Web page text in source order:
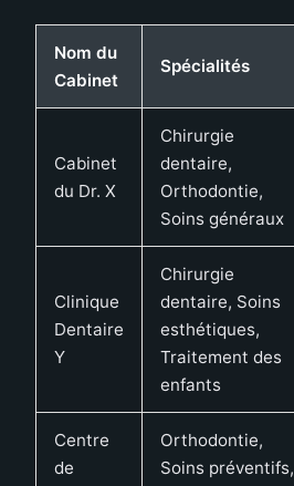
Nom du
Cabinet
Spécialités
Cabinet
du Dr. X
Chirurgie
dentaire,
Orthodontie,
Soins généraux
Clinique
Dentaire
Y
Chirurgie
dentaire, Soins
esthétiques,
Traitement des
enfants
Centre
de
Orthodontie,
Soins préventifs,